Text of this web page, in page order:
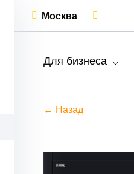
Москва
Для бизнеса
← Назад